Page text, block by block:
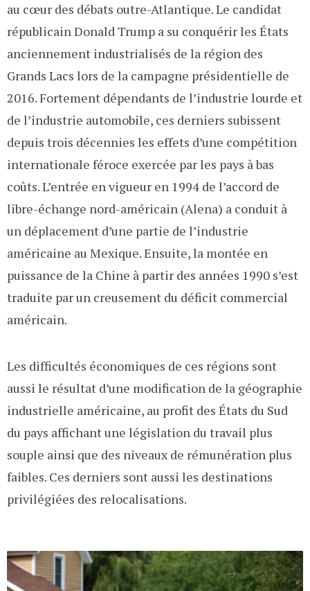
au cœur des débats outre-Atlantique. Le candidat
républicain Donald Trump a su conquérir les États
anciennement industrialisés de la région des
Grands Lacs lors de la campagne présidentielle de
2016. Fortement dépendants de l’industrie lourde et
de l’industrie automobile, ces derniers subissent
depuis trois décennies les effets d’une compétition
internationale féroce exercée par les pays à bas
coûts. L’entrée en vigueur en 1994 de l’accord de
libre-échange nord-américain (Alena) a conduit à
un déplacement d’une partie de l’industrie
américaine au Mexique. Ensuite, la montée en
puissance de la Chine à partir des années 1990 s’est
traduite par un creusement du déficit commercial
américain.
Les difficultés économiques de ces régions sont
aussi le résultat d’une modification de la géographie
industrielle américaine, au profit des États du Sud
du pays affichant une législation du travail plus
souple ainsi que des niveaux de rémunération plus
faibles. Ces derniers sont aussi les destinations
privilégiées des relocalisations.